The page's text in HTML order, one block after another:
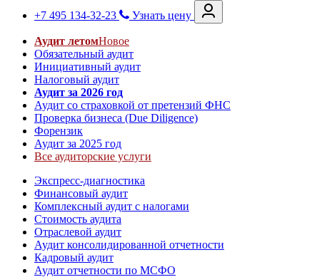
+7 495 134-32-23
Узнать цену
Аудит летомНовое
Обязательный аудит
Инициативный аудит
Налоговый аудит
Аудит за 2026 год
Аудит со страховкой от претензий ФНС
Проверка бизнеса (Due Diligence)
Форензик
Аудит за 2025 год
Все аудиторские услуги
Экспресс-диагностика
Финансовый аудит
Комплексный аудит с налогами
Стоимость аудита
Отраслевой аудит
Аудит консолидированной отчетности
Кадровый аудит
Аудит отчетности по МСФО